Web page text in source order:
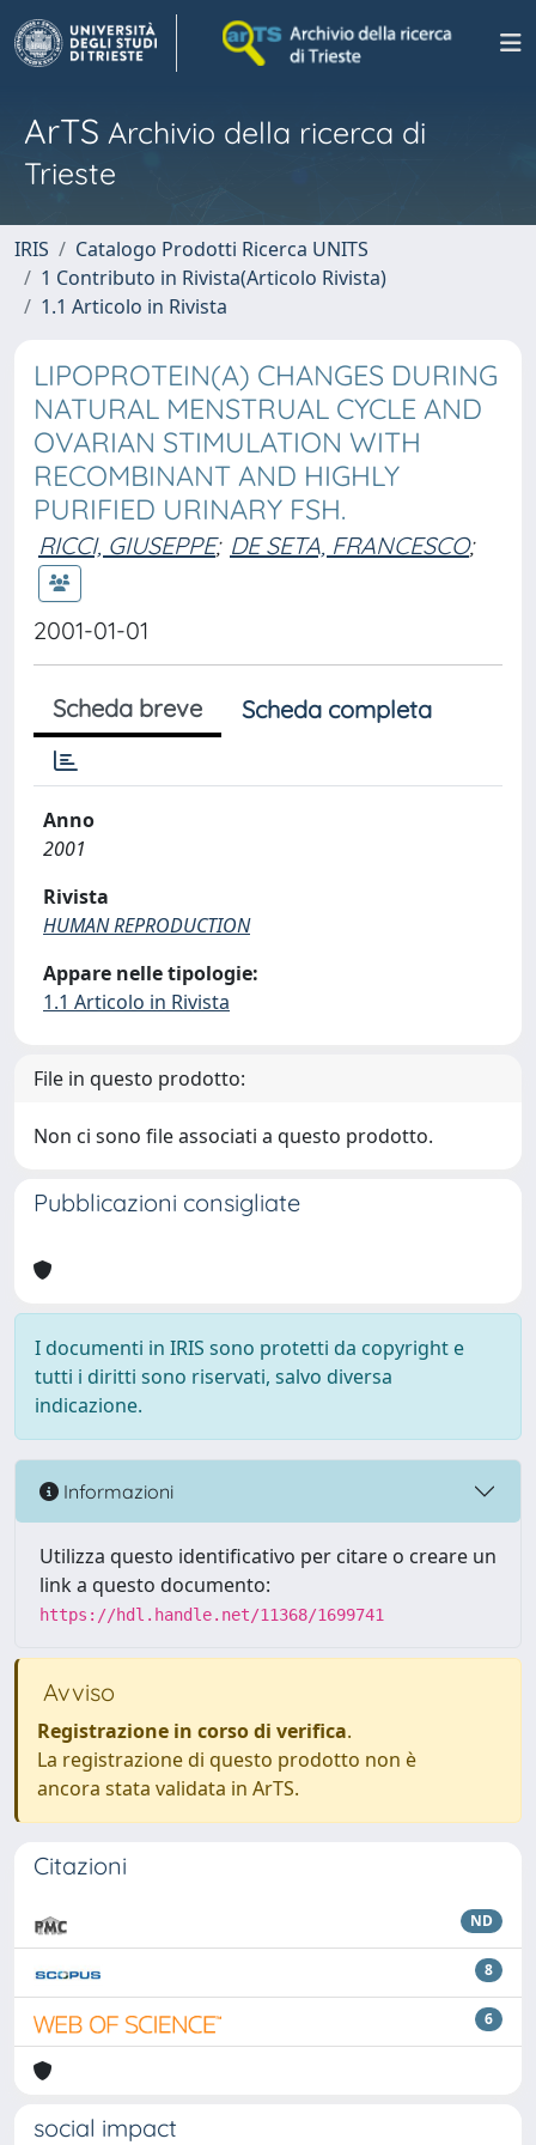
ArTS Archivio della ricerca di
Trieste
IRIS
Catalogo Prodotti Ricerca UNITS
1 Contributo in Rivista(Articolo Rivista)
1.1 Articolo in Rivista
LIPOPROTEIN(A) CHANGES DURING
NATURAL MENSTRUAL CYCLE AND
OVARIAN STIMULATION WITH
RECOMBINANT AND HIGHLY
PURIFIED URINARY FSH.
RICCI, GIUSEPPE; DE SETA, FRANCESCO;
2001-01-01
Scheda breve Scheda completa
Anno
2001
Rivista
HUMAN REPRODUCTION
Appare nelle tipologie:
1.1 Articolo in Rivista
File in questo prodotto:
Non ci sono file associati a questo prodotto.
Pubblicazioni consigliate
I documenti in IRIS sono protetti da copyright e
tutti i diritti sono riservati, salvo diversa
indicazione.
Informazioni
Utilizza questo identificativo per citare o creare un
link a questo documento:
https://hdl.handle.net/11368/1699741
Avviso
Registrazione in corso di verifica.
La registrazione di questo prodotto non è
ancora stata validata in ArTS.
Citazioni
ND
8
6
social impact